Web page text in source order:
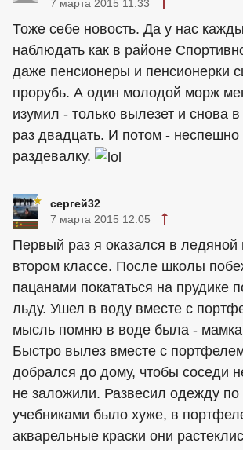
7 марта 2015 11:33
Тоже себе новость. Да у нас
наблюдать как в районе
даже пенсионеры и пенсионерки
прорубь. А один молодой морж
изумил - только вылезет и снова
раз двадцать. И потом - неспешно
раздевалку.
сергей32
7 марта 2015 12:05
Первый раз я оказался в ледяной
втором классе. После школы
пацанами покататься на прудике
льду. Ушел в воду вместе с
мысль помню в воде была - мамка
Быстро вылез вместе с
добрался до дому, чтобы соседи
не заложили. Развесил одежду
учебниками было хуже, в
акварельные краски они